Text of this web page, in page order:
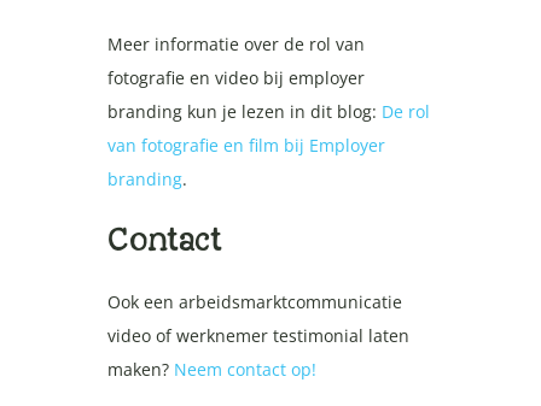
Meer informatie over de rol van
fotografie en video bij employer
branding kun je lezen in dit blog: De rol
van fotografie en film bij Employer
branding.
Contact
Ook een arbeidsmarktcommunicatie
video of werknemer testimonial laten
maken? Neem contact op!